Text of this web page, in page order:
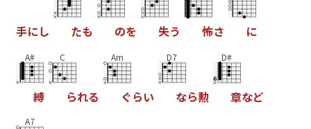
手にし たも のを 失う 怖さ に
A#
縛
C
られる
Am
ぐらい
D7
なら勲
D#
章など
A7